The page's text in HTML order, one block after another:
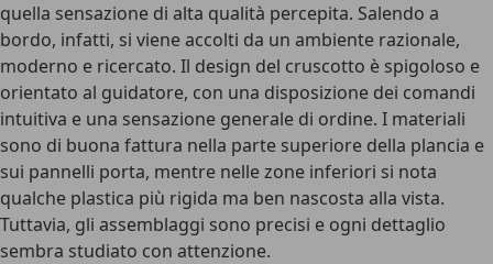
quella sensazione di alta qualità percepita. Salendo a
bordo, infatti, si viene accolti da un ambiente razionale,
moderno e ricercato. Il design del cruscotto è spigoloso e
orientato al guidatore, con una disposizione dei comandi
intuitiva e una sensazione generale di ordine. I materiali
sono di buona fattura nella parte superiore della plancia e
sui pannelli porta, mentre nelle zone inferiori si nota
qualche plastica più rigida ma ben nascosta alla vista.
Tuttavia, gli assemblaggi sono precisi e ogni dettaglio
sembra studiato con attenzione.